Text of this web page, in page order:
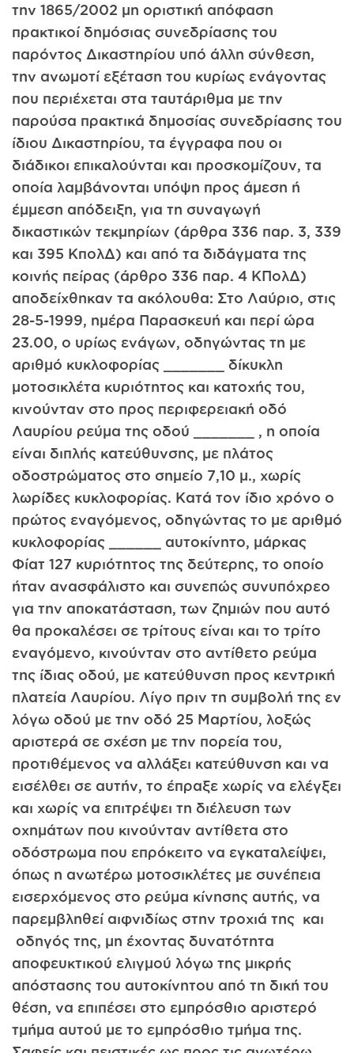
την 1865/2002 μη οριστική απόφαση
πρακτικοί δημόσιας συνεδρίασης του
παρόντος Δικαστηρίου υπό άλλη σύνθεση,
την ανωμοτί εξέταση του κυρίως ενάγοντας
που περιέχεται στα ταυτάριθμα με την
παρούσα πρακτικά δημοσίας συνεδρίασης του
ίδιου Δικαστηρίου, τα έγγραφα που οι
διάδικοι επικαλούνται και προσκομίζουν, τα
οποία λαμβάνονται υπόψη προς άμεση ή
έμμεση απόδειξη, για τη συναγωγή
δικαστικών τεκμηρίων (άρθρα 336 παρ. 3, 339
και 395 ΚπολΔ) και από τα διδάγματα της
κοινής πείρας (άρθρο 336 παρ. 4 ΚΠολΔ)
αποδείχθηκαν τα ακόλουθα: Στο Λαύριο, στις
28-5-1999, ημέρα Παρασκευή και περί ώρα
23.00, ο υρίως ενάγων, οδηγώντας τη με
αριθμό κυκλοφορίας _______ δίκυκλη
μοτοσικλέτα κυριότητος και κατοχής του,
κινούνταν στο προς περιφερειακή οδό
Λαυρίου ρεύμα της οδού _______ , η οποία
είναι διπλής κατεύθυνσης, με πλάτος
οδοστρώματος στο σημείο 7,10 μ., χωρίς
λωρίδες κυκλοφορίας. Κατά τον ίδιο χρόνο ο
πρώτος εναγόμενος, οδηγώντας το με αριθμό
κυκλοφορίας ______ αυτοκίνητο, μάρκας
Φίατ 127 κυριότητος της δεύτερης, το οποίο
ήταν ανασφάλιστο και συνεπώς συνυπόχρεο
για την αποκατάσταση, των ζημιών που αυτό
θα προκαλέσει σε τρίτους είναι και το τρίτο
εναγόμενο, κινούνταν στο αντίθετο ρεύμα
της ίδιας οδού, με κατεύθυνση προς κεντρική
πλατεία Λαυρίου. Λίγο πριν τη συμβολή της εν
λόγω οδού με την οδό 25 Μαρτίου, λοξώς
αριστερά σε σχέση με την πορεία του,
προτιθέμενος να αλλάξει κατεύθυνση και να
εισέλθει σε αυτήν, το έπραξε χωρίς να ελέγξει
και χωρίς να επιτρέψει τη διέλευση των
οχημάτων που κινούνταν αντίθετα στο
οδόστρωμα που επρόκειτο να εγκαταλείψει,
όπως η ανωτέρω μοτοσικλέτες με συνέπεια
εισερχόμενος στο ρεύμα κίνησης αυτής, να
παρεμβληθεί αιφνιδίως στην τροχιά της και
οδηγός της, μη έχοντας δυνατότητα
αποφευκτικού ελιγμού λόγω της μικρής
απόστασης του αυτοκίνητου από τη δική του
θέση, να επιπέσει στο εμπρόσθιο αριστερό
τμήμα αυτού με το εμπρόσθιο τμήμα της.